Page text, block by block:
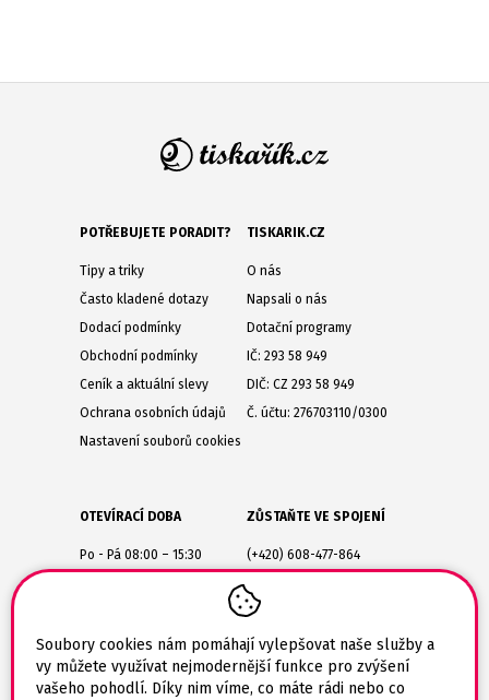
Soubory cookies nám pomáhají vylepšovat naše služby a
vy můžete využívat nejmodernější funkce pro zvýšení
vašeho pohodlí. Díky nim víme, co máte rádi nebo co
POTŘEBUJETE PORADIT?
Tipy a triky
Často kladené dotazy
Dodací podmínky
Obchodní podmínky
Ceník a aktuální slevy
Ochrana osobních údajů
Nastavení souborů cookies
TISKARIK.CZ
O nás
Napsali o nás
Dotační programy
IČ: 293 58 949
DIČ: CZ 293 58 949
Č. účtu: 276703110/0300
OTEVÍRACÍ DOBA
Po - Pá 08:00 – 15:30
Jaroměřice nad Rokytnou
675 51
ZŮSTAŇTE VE SPOJENÍ
(+420) 608-477-864